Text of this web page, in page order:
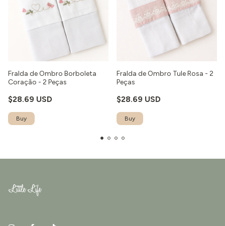
Fralda de Ombro Borboleta
Coração - 2 Peças
$28.69 USD
Fralda de Ombro Tule Rosa - 2
Peças
$28.69 USD